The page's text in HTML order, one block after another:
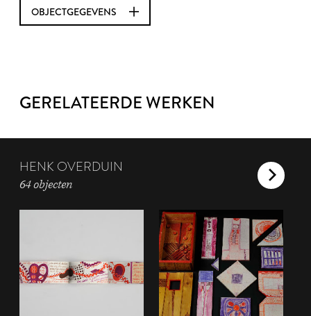
OBJECTGEGEVENS
GERELATEERDE WERKEN
HENK OVERDUIN
64 objecten